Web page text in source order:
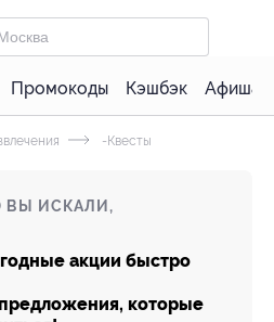
Промокоды Кэшбэк Афиша
-Квесты
ВЫ ИСКАЛИ,
акции быстро
которые